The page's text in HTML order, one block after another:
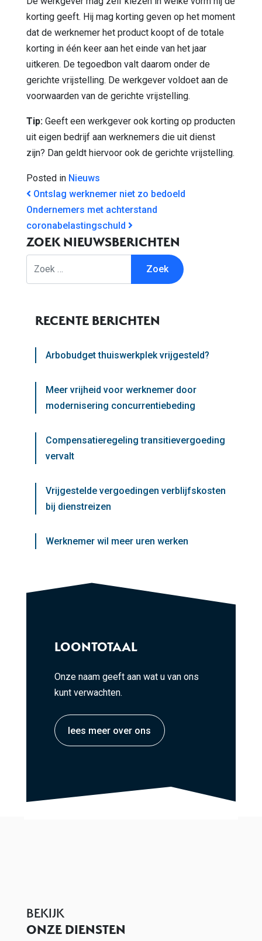
korting geeft. Hij mag korting geven op het moment
dat de werknemer het product koopt of de totale
korting in één keer aan het einde van het jaar
uitkeren. De tegoedbon valt daarom onder de
gerichte vrijstelling. De werkgever voldoet aan de
voorwaarden van de gerichte vrijstelling.
Tip: Geeft een werkgever ook korting op producten
uit eigen bedrijf aan werknemers die uit dienst
zijn? Dan geldt hiervoor ook de gerichte vrijstelling.
Posted in Nieuws
BERICHT NAVIGATIE
Ontslag werknemer niet zo bedoeld
Ondernemers met achterstand
coronabelastingschuld
ZOEK NIEUWSBERICHTEN
RECENTE BERICHTEN
Arbobudget thuiswerkplek vrijgesteld?
Meer vrijheid voor werknemer door
modernisering concurrentiebeding
Compensatieregeling transitievergoeding
vervalt
Vrijgestelde vergoedingen verblijfskosten
bij dienstreizen
Werknemer wil meer uren werken
LOONTOTAAL
Onze naam geeft aan wat u van ons
kunt verwachten.
lees meer over ons
BEKIJK
ONZE DIENSTEN